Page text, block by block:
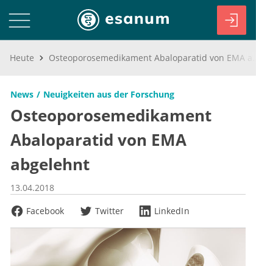
Heute
News Neuigkeiten aus der Forschung
Osteoporosemedikament
Abaloparatid von EMA
abgelehnt
13.04.2018
Facebook
Twitter LinkedIn